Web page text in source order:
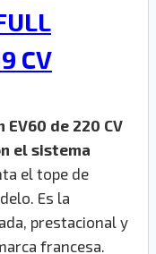
CV
EV60 de 220 CV
el sistema
el tope de
Es la
prestacional y
francesa.